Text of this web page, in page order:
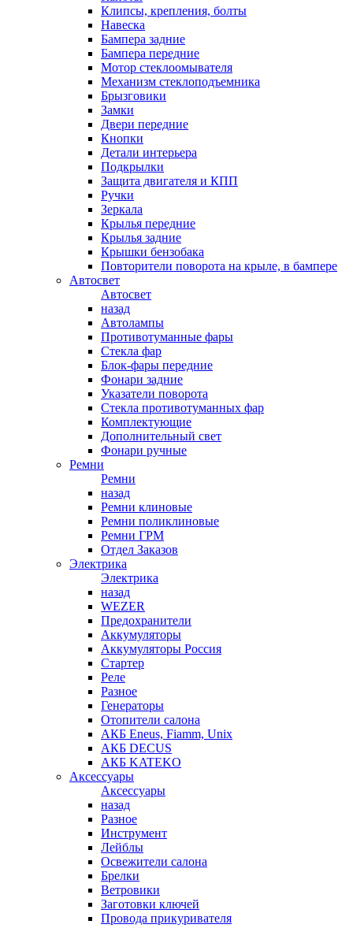
Клипсы, крепления, болты
Навеска
Бампера задние
Бампера передние
Мотор стеклоомывателя
Механизм стеклоподъемника
Брызговики
Замки
Двери передние
Кнопки
Детали интерьера
Подкрылки
Защита двигателя и КПП
Ручки
Зеркала
Крылья передние
Крылья задние
Крышки бензобака
Повторители поворота на крыле, в бампере
Автосвет
Автосвет
назад
Автолампы
Противотуманные фары
Стекла фар
Блок-фары передние
Фонари задние
Указатели поворота
Стекла противотуманных фар
Комплектующие
Дополнительный свет
Фонари ручные
Ремни
Ремни
назад
Ремни клиновые
Ремни поликлиновые
Ремни ГРМ
Отдел Заказов
Электрика
Электрика
назад
WEZER
Предохранители
Аккумуляторы
Аккумуляторы Россия
Стартер
Реле
Разное
Генераторы
Отопители салона
АКБ Eneus, Fiamm, Unix
АКБ DECUS
АКБ KATEKO
Аксессуары
Аксессуары
назад
Разное
Инструмент
Лейблы
Освежители салона
Брелки
Ветровики
Заготовки ключей
Провода прикуривателя